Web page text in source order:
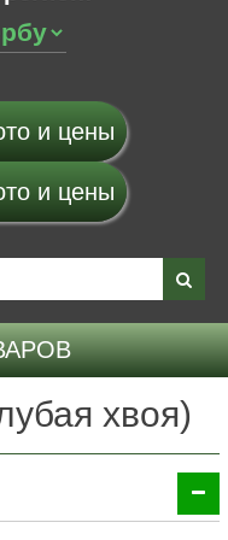
и цены
и цены
хвоя)